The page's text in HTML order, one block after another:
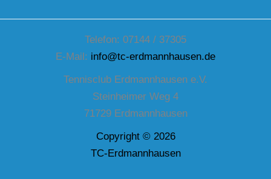
Telefon: 07144 / 37305
E-Mail: info@tc-erdmannhausen.de
Tennisclub Erdmannhausen e.V.
Steinheimer Weg 4
71729 Erdmannhausen
Copyright © 2026
TC-Erdmannhausen